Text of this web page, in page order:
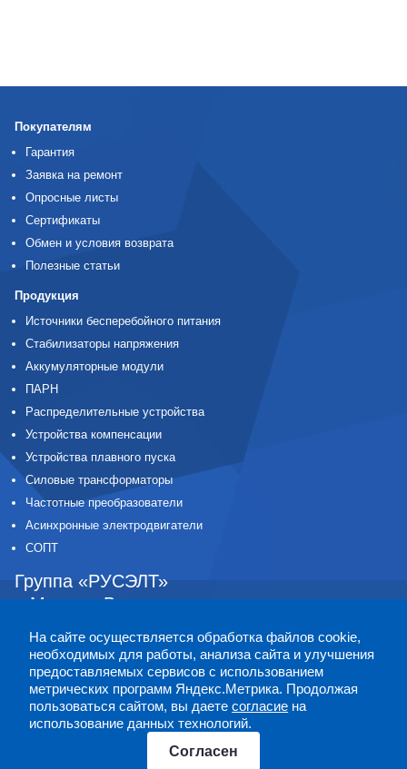
Покупателям
Гарантия
Заявка на ремонт
Опросные листы
Сертификаты
Обмен и условия возврата
Полезные статьи
Продукция
Источники бесперебойного питания
Стабилизаторы напряжения
Аккумуляторные модули
ПАРН
Распределительные устройства
Устройства компенсации
Устройства плавного пуска
Силовые трансформаторы
Частотные преобразователи
Асинхронные электродвигатели
СОПТ
Группа «РУСЭЛТ»
г. Москва,Волоколамское шоссе,
8-800-555-52-12
+7 (495) 641-01-10
+7 (812) 309-25-07
info@ruselt.ru
АО «ЭЛЕКТРОМАШ»
На сайте осуществляется обработка файлов cookie,
необходимых для работы, анализа сайта и улучшения
предоставляемых сервисов с использованием
метрических программ Яндекс.Метрика. Продолжая
пользоваться сайтом, вы даетесогласие на
использование данных технологий.
Согласен